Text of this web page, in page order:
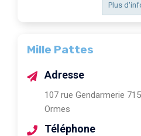
Plus
Mille Pattes
Adresse
107 rue Gendarmerie
Ormes
Téléphone